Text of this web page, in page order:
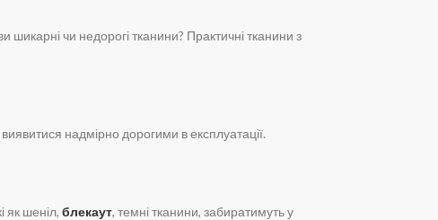
чи недорогі тканини? Практичні тканини з
надмірно дорогими в експлуатації.
як шеніл, блекаут, темні тканини, забиратимуть у